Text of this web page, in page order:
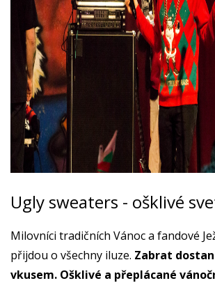
Ugly sweaters - ošklivé
Milovníci tradičních Vánoc a fandové
přijdou o všechny iluze. Zabrat
vkusem. Ošklivé a přeplácané